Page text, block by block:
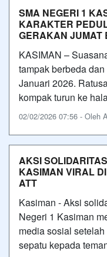
SMA NEGERI 1
KARAKTER
GERAKAN JUMAT
KASIMAN –
tampak berbeda
Januari 2026.
kompak turun ke
02/02/2026 07:56 - Oleh
AKSI
KASIMAN VIRAL
ATT
Kasiman - Aksi
Negeri 1 Kasiman
media sosial
sepatu kepada